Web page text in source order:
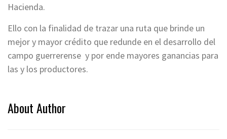
Hacienda.
Ello con la finalidad de trazar una ruta que brinde un
mejor y mayor crédito que redunde en el desarrollo del
campo guerrerense y por ende mayores ganancias para
las y los productores.
About Author